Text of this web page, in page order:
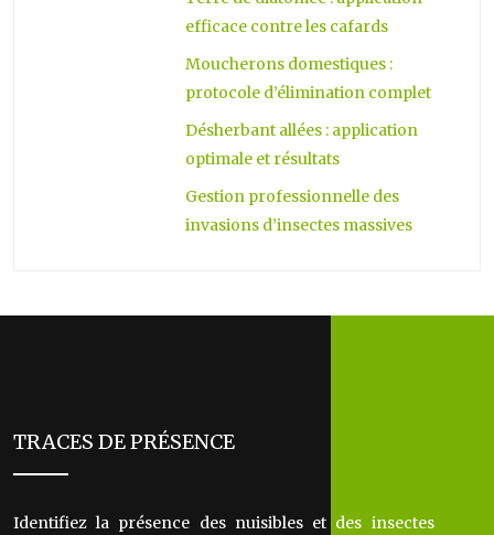
efficace contre les cafards
Moucherons domestiques :
protocole d’élimination complet
Désherbant allées : application
optimale et résultats
Gestion professionnelle des
invasions d’insectes massives
TRACES DE PRÉSENCE
Identifiez la présence des nuisibles et des insectes